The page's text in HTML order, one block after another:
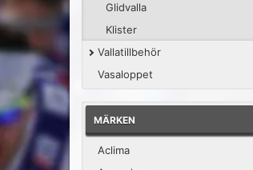
Glidvalla
Klister
Vallatillbehör
Vasaloppet
MÄRKEN
Aclima